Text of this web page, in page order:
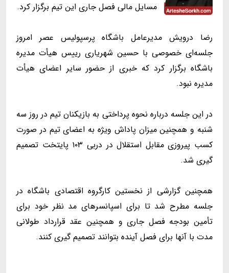
مسایل مالی فصل جاری این تیم برگزار کرد.
رضا درویش مدیرعامل باشگاه پرسپولیس عصر امروز
جلسه‌ای خصوصی با حسین شهریاری رییس هیأت مدیره
باشگاه برگزار کرد که خبری از حضور سایر اعضای هیأت
مدیره نبود.
در این جلسه درباره نحوه پرداختی به بازیکنان تیم در روز سه
شنبه و همچنین میزان پاداش ویژه به اعضای تیم در صورت
کسب پیروزی مقابل استقلال در دربی ۱۰۳ پایتخت تصمیم
گیری شد.
همچنین گزارشی از نخستین کارگروه اقتصادی باشگاه در
جلسه مطرح شد تا برای اسپانسرهای مد نظر خود برای
تأمین بودجه فصل جاری و همچنین عقد قرارداد طولانی
مدت با آنها برای فصل آینده بتوانند تصمیم گیری کنند.